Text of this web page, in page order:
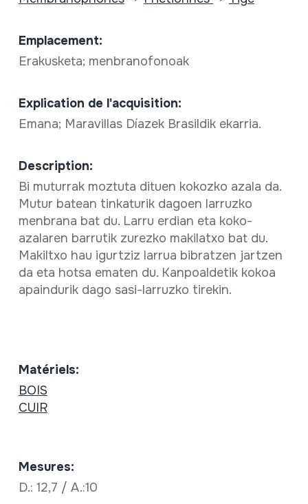
Emplacement:
Erakusketa; menbranofonoak
Explication de l'acquisition:
Emana; Maravillas Díazek Brasildik ekarria.
Description:
Bi muturrak moztuta dituen kokozko azala da.
Mutur batean tinkaturik dagoen larruzko
menbrana bat du. Larru erdian eta koko-
azalaren barrutik zurezko makilatxo bat du.
Makiltxo hau igurtziz larrua bibratzen jartzen
da eta hotsa ematen du. Kanpoaldetik kokoa
apaindurik dago sasi-larruzko tirekin.
Matériels:
BOIS
CUIR
Mesures:
D.: 12,7 / A.:10